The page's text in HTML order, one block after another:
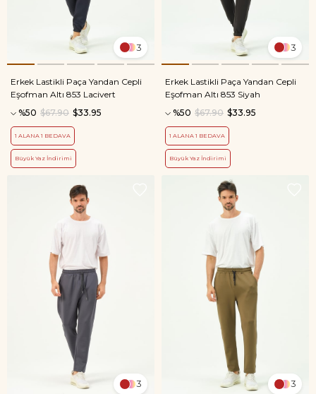
3
Erkek Lastikli Paça Yandan Cepli
Eşofman Altı 853 Lacivert
%50
$33.95
$67.90
1 ALANA 1 BEDAVA
Büyük Yaz İndirimi
3
Erkek Lastikli Paça Yandan Cepli
Eşofman Altı 853 Siyah
%50
$33.95
$67.90
1 ALANA 1 BEDAVA
Büyük Yaz İndirimi
3 3